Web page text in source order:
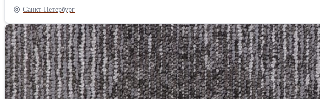
Грамотно настроенная реклама: - два профессионально разработанных сайта, которые
карточка на «Яндекс Картах» с реальными отзывами и высоким рейтингом; - на фасаде здания — согласованная рекламная вывеска. Бизнес со стабильным
рынке более 10 лет и демонстрирует устойчивую прибыльность круглый год — сезонных спадов нет. Продавцом будет проведена
дверей, успешно работающий более 10 лет на рынке СПб; - наработанная клиентская база
парковка); - перспективы дальнейшего развития, связанные с расширением ассортимента
Санкт-Петербург